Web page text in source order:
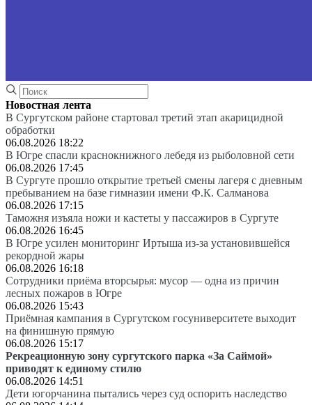
Новостная лента
В Сургутском районе стартовал третий этап акарицидной
обработки
06.08.2026 18:22
В Югре спасли краснокнижного лебедя из рыболовной сети
06.08.2026 17:45
В Сургуте прошло открытие третьей смены лагеря с дневным
пребыванием на базе гимназии имени Ф.К. Салманова
06.08.2026 17:15
Таможня изъяла ножи и кастеты у пассажиров в Сургуте
06.08.2026 16:45
В Югре усилен мониторинг Иртыша из-за установившейся
рекордной жары
06.08.2026 16:18
Сотрудники приёма вторсырья: мусор — одна из причин
лесных пожаров в Югре
06.08.2026 15:43
Приёмная кампания в Сургутском госуниверситете выходит
на финишную прямую
06.08.2026 15:17
Рекреационную зону сургутского парка «За Саймой»
приводят к единому стилю
06.08.2026 14:51
Дети югорчанина пытались через суд оспорить наследство